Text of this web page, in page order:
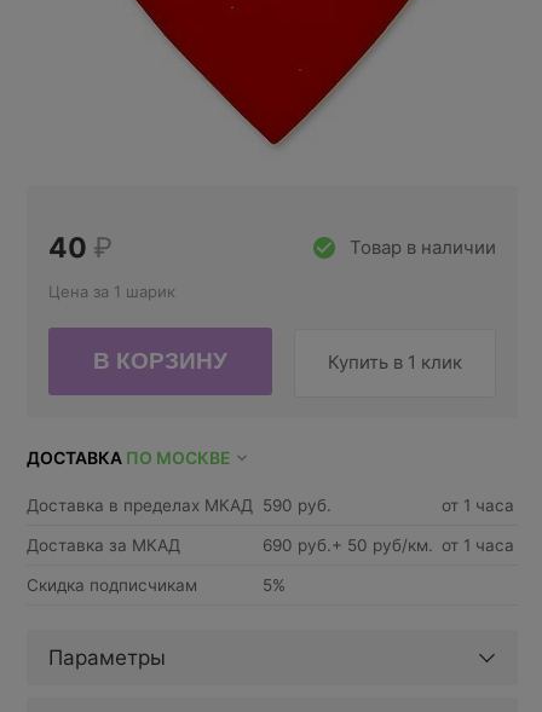
Товар в наличии
40 ₽
Цена за 1 шарик
Купить в 1 клик
ДОСТАВКА ПО МОСКВЕ
Доставка в пределах МКАД 590 руб. от 1 часа
Доставка за МКАД 690 руб.+ 50 руб/км. от 1 часа
Скидка подписчикам 5%
Параметры